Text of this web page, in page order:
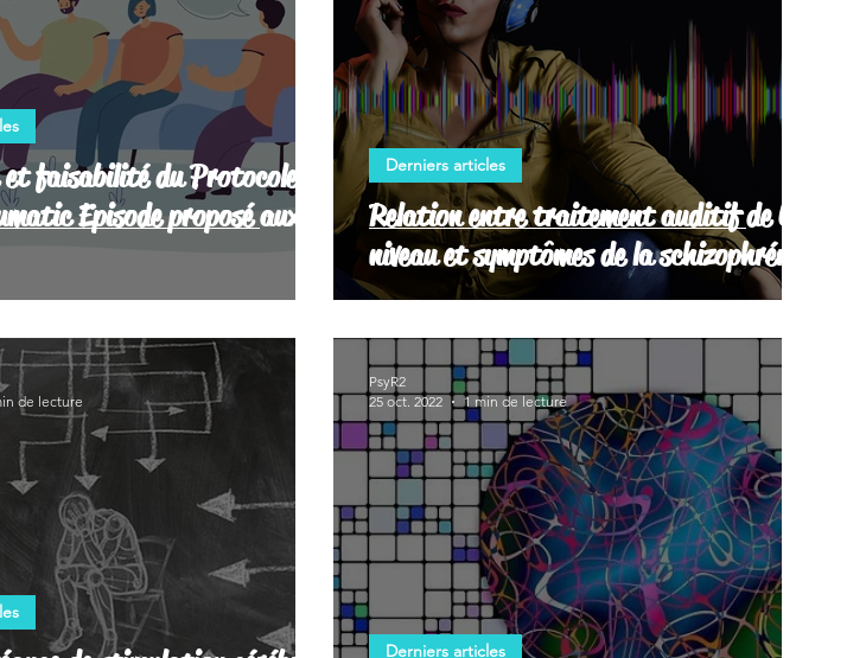
et faisabilité du Protocole
Episode proposé aux
Relation entre traitement auditif de bas
niveau et symptômes de la schizophrénie
Derniers articles
de lecture
Derniers articles
PsyR2
25 oct. 2022
1 min de lecture